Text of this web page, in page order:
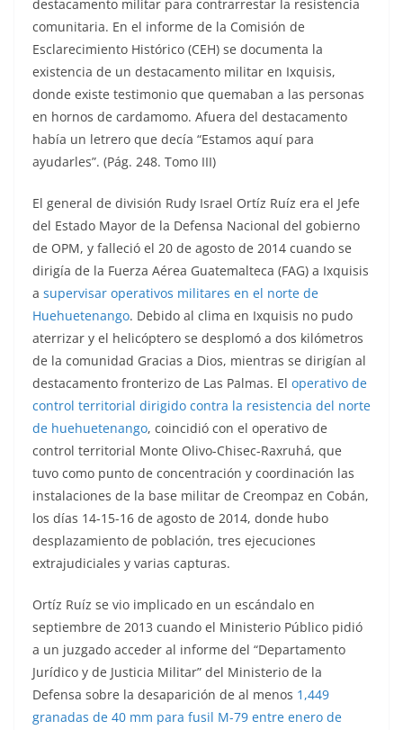
destacamento militar para contrarrestar la resistencia
comunitaria. En el informe de la Comisión de
Esclarecimiento Histórico (CEH) se documenta la
existencia de un destacamento militar en Ixquisis,
donde existe testimonio que quemaban a las personas
en hornos de cardamomo. Afuera del destacamento
había un letrero que decía “Estamos aquí para
ayudarles”. (Pág. 248. Tomo III)
El general de división Rudy Israel Ortíz Ruíz era el Jefe
del Estado Mayor de la Defensa Nacional del gobierno
de OPM, y falleció el 20 de agosto de 2014 cuando se
dirigía de la Fuerza Aérea Guatemalteca (FAG) a Ixquisis
a supervisar operativos militares en el norte de
Huehuetenango. Debido al clima en Ixquisis no pudo
aterrizar y el helicóptero se desplomó a dos kilómetros
de la comunidad Gracias a Dios, mientras se dirigían al
destacamento fronterizo de Las Palmas. El operativo de
control territorial dirigido contra la resistencia del norte
de huehuetenango, coincidió con el operativo de
control territorial Monte Olivo-Chisec-Raxruhá, que
tuvo como punto de concentración y coordinación las
instalaciones de la base militar de Creompaz en Cobán,
los días 14-15-16 de agosto de 2014, donde hubo
desplazamiento de población, tres ejecuciones
extrajudiciales y varias capturas.
Ortíz Ruíz se vio implicado en un escándalo en
septiembre de 2013 cuando el Ministerio Público pidió
a un juzgado acceder al informe del “Departamento
Jurídico y de Justicia Militar” del Ministerio de la
Defensa sobre la desaparición de al menos 1,449
granadas de 40 mm para fusil M-79 entre enero de